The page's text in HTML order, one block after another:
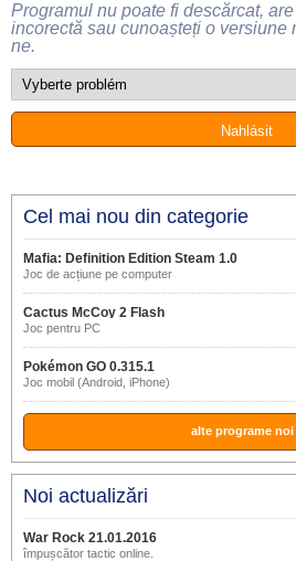
Programul nu poate fi descărcat,
incorectă sau cunoașteți o versiune
ne.
Cel mai nou din categorie
Mafia: Definition Edition Steam 1.0
Joc de acțiune pe computer
Cactus McCoy 2 Flash
Joc pentru PC
Pokémon GO 0.315.1
Joc mobil (Android, iPhone)
alte programe noi
Noi actualizări
War Rock 21.01.2016
împușcător tactic online.